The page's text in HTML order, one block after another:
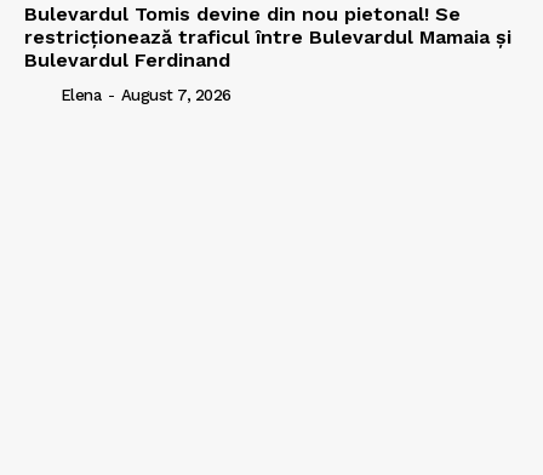
Bulevardul Tomis devine din nou pietonal! Se
restricționează traficul între Bulevardul Mamaia și
Bulevardul Ferdinand
Elena - August 7, 2026